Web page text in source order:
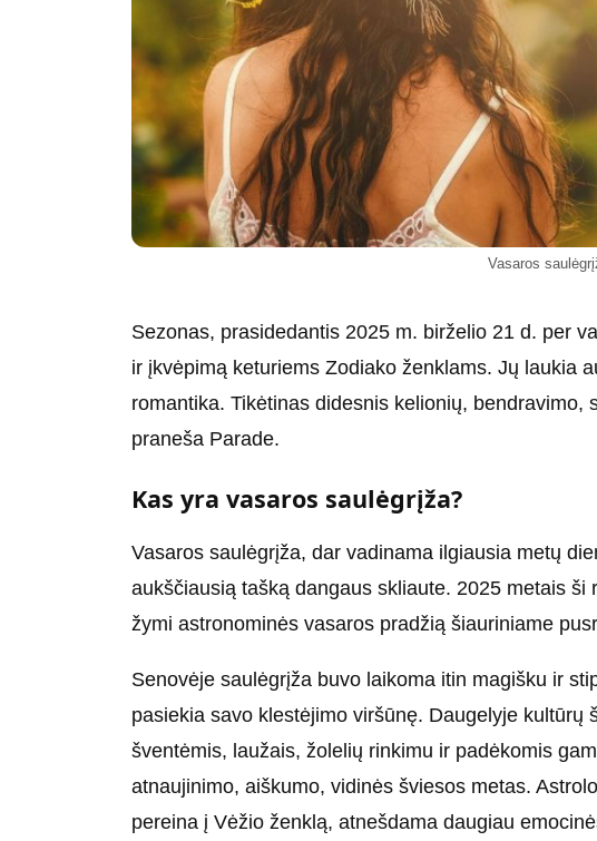
Vasaros
Sezonas, prasidedantis 2025 m. birželio 21 d. per
ir įkvėpimą keturiems Zodiako ženklams. Jų laukia
romantika. Tikėtinas didesnis kelionių, bendravimo,
praneša Parade.
Kas yra vasaros saulėgrįža?
Vasaros saulėgrįža, dar vadinama ilgiausia metų
aukščiausią tašką dangaus skliaute. 2025 metais ši
žymi astronominės vasaros pradžią šiauriniame
Senovėje saulėgrįža buvo laikoma itin magišku ir
pasiekia savo klestėjimo viršūnę. Daugelyje kultūrų
šventėmis, laužais, žolelių rinkimu ir padėkomis
atnaujinimo, aiškumo, vidinės šviesos metas.
pereina į Vėžio ženklą, atnešdama daugiau